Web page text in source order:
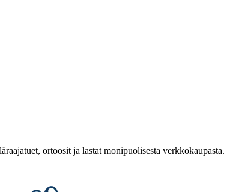
ortoosit ja lastat monipuolisesta verkkokaupasta.